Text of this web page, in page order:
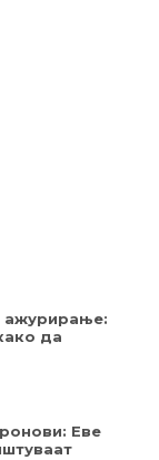
ажурирање:
да
Еве